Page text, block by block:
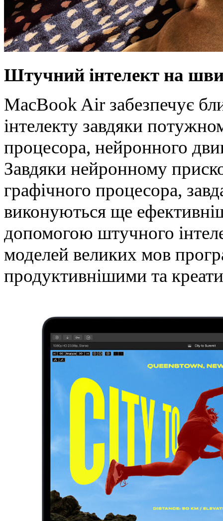
Штучний інтелект на
MacBook Air забезпечує
інтелекту завдяки
процесора, нейронного
Завдяки нейронному
графічного процесора,
виконуються ще
допомогою штучного
моделей великих мов
продуктивнішими та